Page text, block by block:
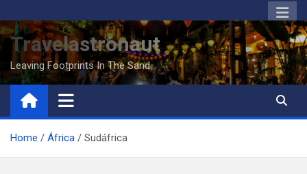
a
a
Travelastronaut
Leaving Footprints In The Sand
Home África Sudáfrica